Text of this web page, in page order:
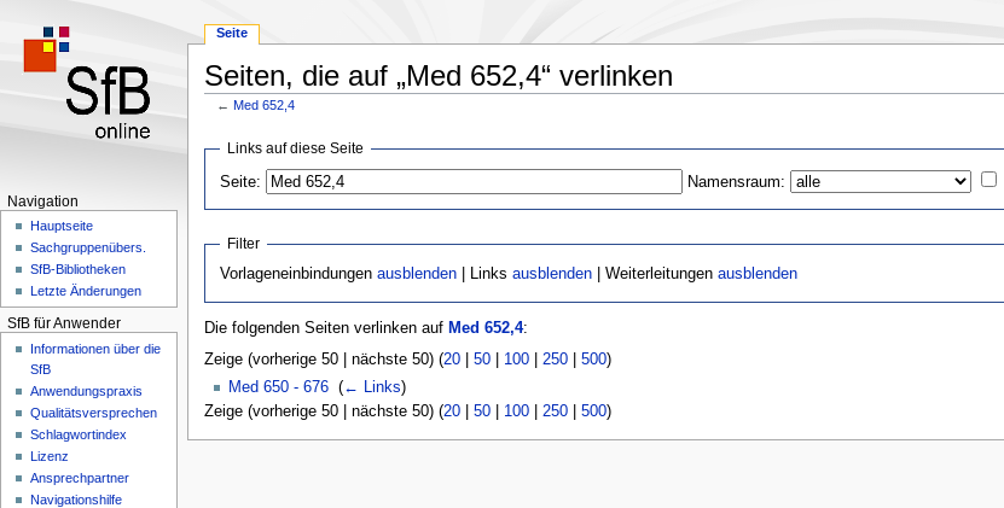
Seiten, die auf „Med 652,4“ verlinken
←Med 652,4
springen
springen
Links auf diese Seite
Seite: Namensraum:
Filter
Vorlageneinbindungenausblenden | Linksausblenden | Weiterleitungenausblenden
Die folgenden Seiten verlinken auf Med 652,4:
Zeige (vorherige 50 | nächste 50) (20| 50| 100| 250| 500)
Med 650 - 676‎ (← Links)
Zeige (vorherige 50 | nächste 50) (20| 50| 100| 250| 500)
Seite
Navigation
Hauptseite
Sachgruppenübers.
SfB-Bibliotheken
Letzte Änderungen
SfB für Anwender
Informationen über die
SfB
Anwendungspraxis
Qualitätsversprechen
Schlagwortindex
Lizenz
Ansprechpartner
Navigationshilfe